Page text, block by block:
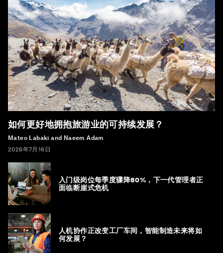
如何更好地拥抱旅游业的可持续发展？
Mateo Labaki and Naeem Adam
2026年7月16日
入门级岗位每季度骤降80%，下一代管理者正
面临断崖式危机
人机协作正改变工厂车间，智能制造未来将如
何发展？